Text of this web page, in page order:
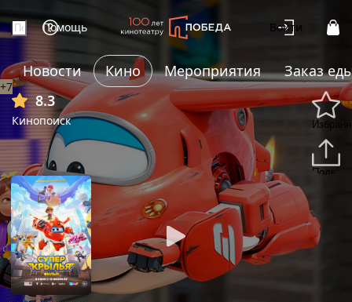
Помощь Войти
Новости Кино Мероприятия
Заказ
8.3
Кинопоиск
+7